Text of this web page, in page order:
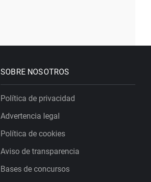
SOBRE NOSOTROS
Política de privacidad
Advertencia legal
Política de cookies
Aviso de transparencia
Bases de concursos